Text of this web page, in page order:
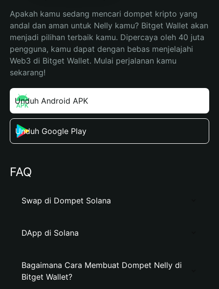
Apakah kamu sedang mencari dompet kripto yang
andal dan aman untuk Nelly kamu? Bitget Wallet akan
menjadi pilihan terbaik kamu. Dipercaya oleh 40 juta
pengguna, kamu dapat dengan bebas menjelajahi
Web3 di Bitget Wallet. Mulai perjalanan kamu
sekarang!
Unduh Android APK
Unduh Google Play
FAQ
Swap di Dompet Solana
DApp di Solana
Bagaimana Cara Membuat Dompet Nelly di
Bitget Wallet?